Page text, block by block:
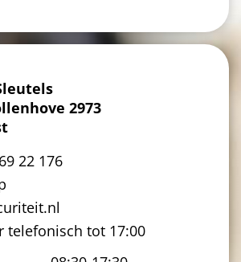
2973
22 176
telefonisch tot 17:00